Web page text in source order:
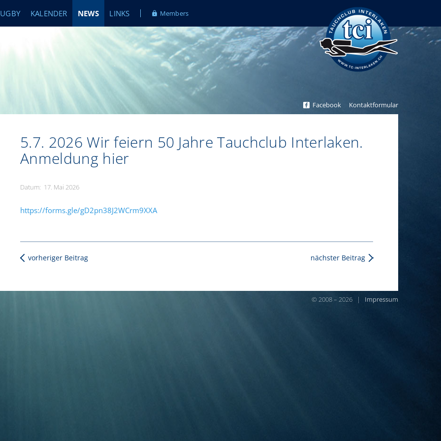
Tauchclub Interlaken
KALENDER NEWS LINKS Members
Facebook Kontaktformular
5.7. 2026 Wir feiern 50 Jahre Tauchclub Interlaken.
Anmeldung hier
Datum: 17. Mai 2026
https://forms.gle/gD2pn38J2WCrm9XXA
vorheriger Beitrag nächster Beitrag
© 2008 – 2026 | Impressum